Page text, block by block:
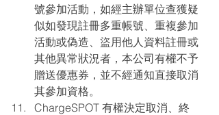
號參加活動，如經主辦單位查獲疑
似如發現註冊多重帳號、重複參加
活動或偽造、盜用他人資料註冊或
其他異常狀況者，本公司有權不予
贈送優惠券，並不經通知直接取消
其參加資格。
ChargeSPOT 有權決定取消、終